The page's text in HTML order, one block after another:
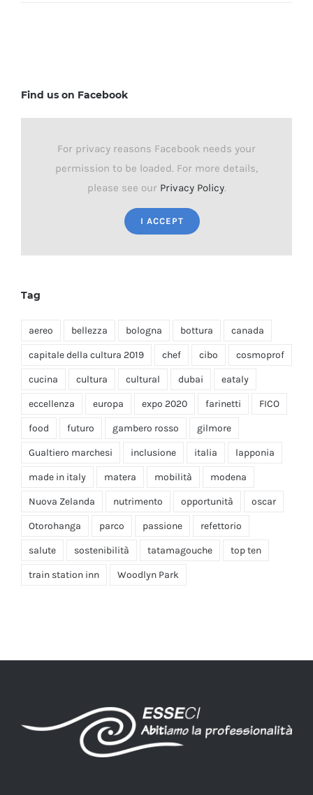
Find us on Facebook
For privacy reasons Facebook needs your
permission to be loaded. For more details,
please see our Privacy Policy.
I ACCEPT
Tag
aereo bellezza bologna bottura canada
capitale della cultura 2019 chef cibo cosmoprof
cucina cultura cultural dubai eataly
eccellenza europa expo 2020 farinetti FICO
food futuro gambero rosso gilmore
Gualtiero marchesi inclusione italia lapponia
made in italy matera mobilità modena
Nuova Zelanda nutrimento opportunità oscar
Otorohanga parco passione refettorio
salute sostenibilità tatamagouche top ten
train station inn Woodlyn Park